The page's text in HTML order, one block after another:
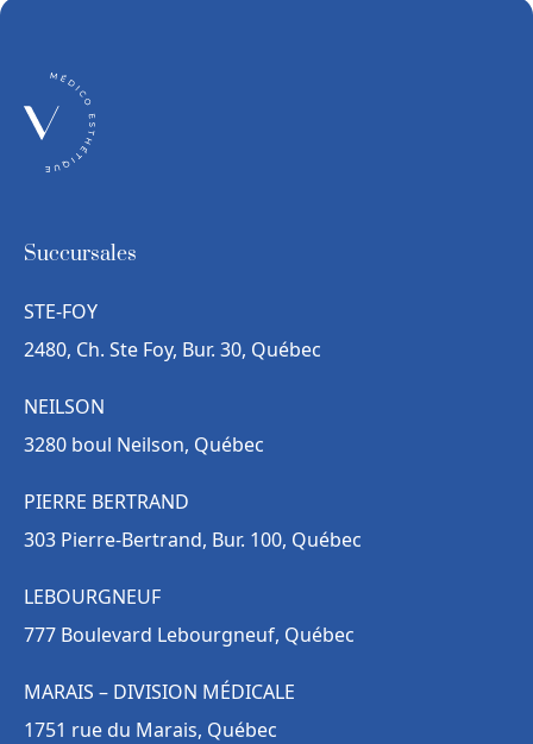
Succursales
STE-FOY
2480, Ch. Ste Foy, Bur. 30, Québec
NEILSON
3280 boul Neilson, Québec
PIERRE BERTRAND
303 Pierre-Bertrand, Bur. 100, Québec
LEBOURGNEUF
777 Boulevard Lebourgneuf, Québec
MARAIS – DIVISION MÉDICALE
1751 rue du Marais, Québec